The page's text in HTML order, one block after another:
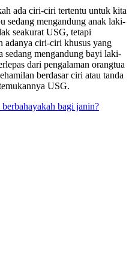
ada ciri-ciri tertentu untuk kita
sedang mengandung anak laki-
seakurat USG, tetapi
adanya ciri-ciri khusus yang
sedang mengandung bayi laki-
dari pengalaman orangtua
berdasar ciri atau tanda
USG.
bagi janin?